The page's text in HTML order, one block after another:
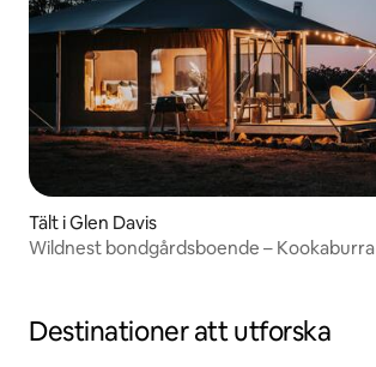
Tält i Glen Davis
Wildnest bondgårdsboende – Kookaburra
Destinationer att utforska